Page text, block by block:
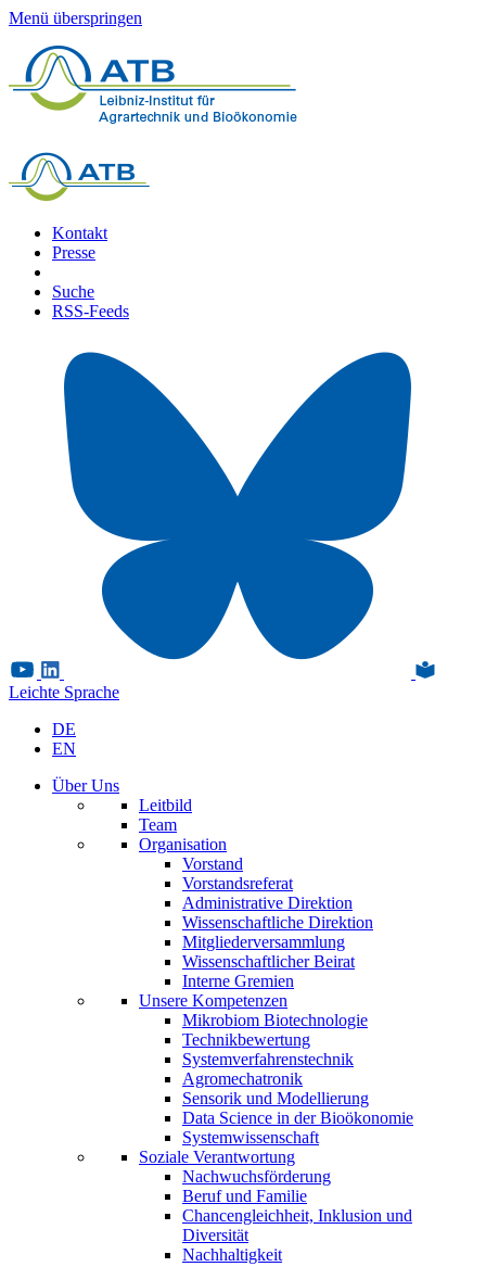
Menü überspringen
Kontakt
Presse
Suche
RSS-Feeds
Leichte Sprache
DE
EN
Über Uns
Leitbild
Team
Organisation
Vorstand
Vorstandsreferat
Administrative Direktion
Wissenschaftliche Direktion
Mitgliederversammlung
Wissenschaftlicher Beirat
Interne Gremien
Unsere Kompetenzen
Mikrobiom Biotechnologie
Technikbewertung
Systemverfahrenstechnik
Agromechatronik
Sensorik und Modellierung
Data Science in der Bioökonomie
Systemwissenschaft
Soziale Verantwortung
Nachwuchsförderung
Beruf und Familie
Chancengleichheit, Inklusion und
Diversität
Nachhaltigkeit